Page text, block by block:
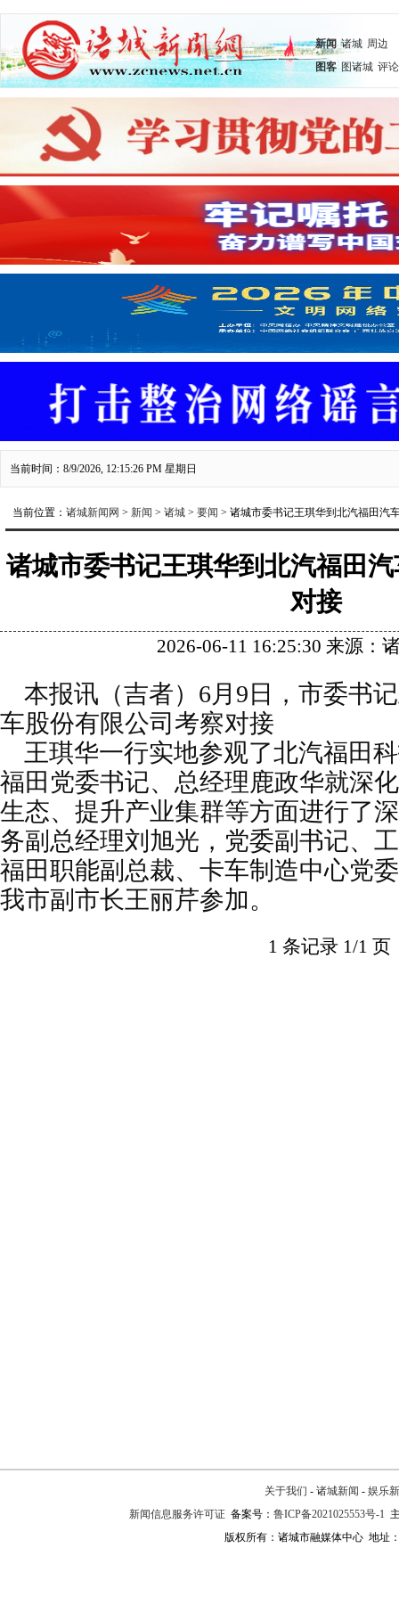
新闻 诸城 周边
图客 图诸城 评论
当前时间：8/9/2026, 12:15:27 PM 星期日
当前位置： 诸城新闻网 > 新闻 > 诸城 > 要闻 > 诸城市委书记王琪华到北汽福田汽
诸城市委书记王琪华到北汽福田
对接
2026-06-11 16:25:30 来源：
本报讯（吉者）6月9日，市委书
车股份有限公司考察对接
王琪华一行实地参观了北汽福田
福田党委书记、总经理鹿政华就深
生态、提升产业集群等方面进行了
务副总经理刘旭光，党委副书记、
福田职能副总裁、卡车制造中心党
我市副市长王丽芹参加。
1 条记录 1/1 页
关于我们 - 诸城新闻 - 娱乐
新闻信息服务许可证备案号： 鲁ICP备2021025553号-1
版权所有：诸城市融媒体中心 地址